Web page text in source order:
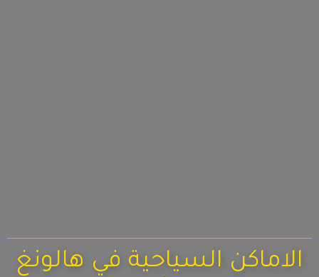
الاماكن السياحية في هالونغ